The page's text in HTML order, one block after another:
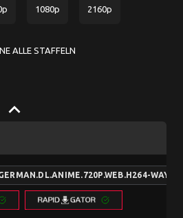
1080p 2160p
ALLE STAFFELN
keyboard_arrow_up
WAYNE